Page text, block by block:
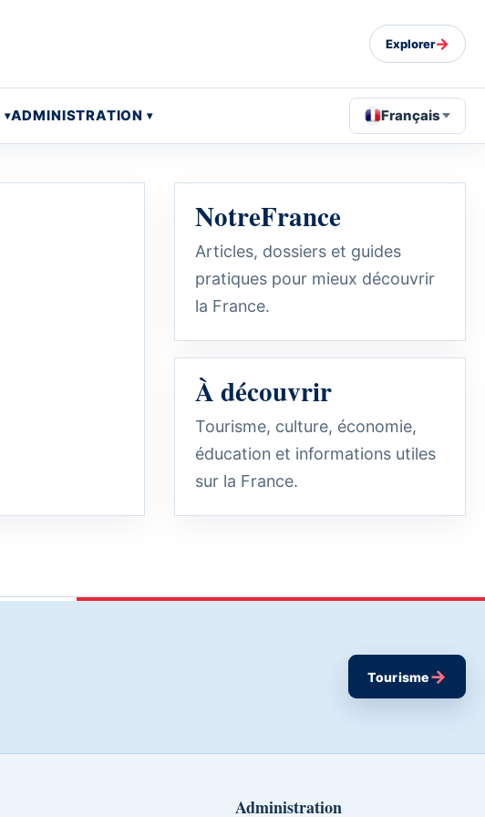
Explorer→
ADMINISTRATION Français
NotreFrance
Articles, dossiers et guides
pratiques pour mieux découvrir
la France.
À découvrir
Tourisme, culture, économie,
éducation et informations utiles
sur la France.
Tourisme→
Administration